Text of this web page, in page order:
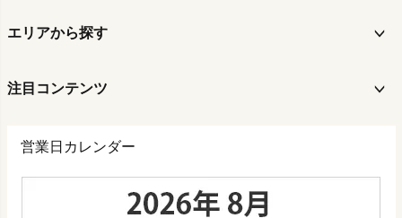
エリアから探す
注目コンテンツ
営業日カレンダー